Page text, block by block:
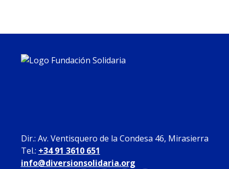
Dir.: Av. Ventisquero de la Condesa 46, Mirasierra
Tel.: +34 91 3610 651
info@diversionsolidaria.org